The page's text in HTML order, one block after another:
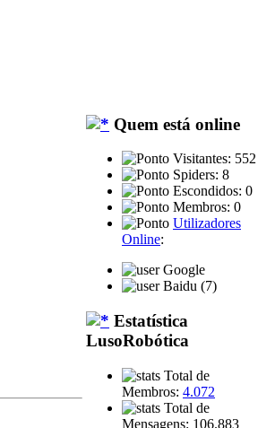
Quem está online
Visitantes: 552
Spiders: 8
Escondidos: 0
Membros: 0
Utilizadores
Online:
Google
Baidu (7)
Estatística
LusoRobótica
Total de
Membros: 4.072
Total de
Mensagens: 106.883